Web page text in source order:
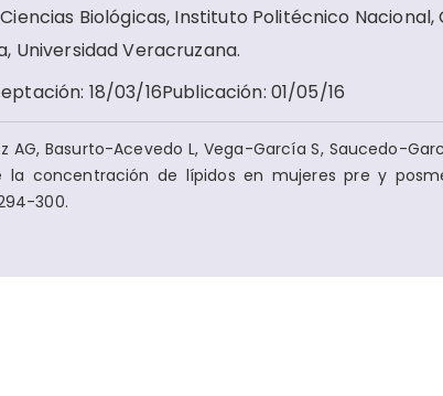
Biológicas, Instituto Politécnico Nacional,
Universidad Veracruzana.
: 18/03/16Publicación: 01/05/16
AG, Basurto-Acevedo L, Vega-García S, Saucedo-
la concentración de lípidos en mujeres pre y
300.